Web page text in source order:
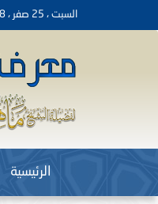
السبت ، 25 صفر ، 1448
الرئيسية